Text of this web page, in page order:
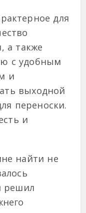
для
а также
с удобным
и
выходной
переноски.
и
найти не
решил